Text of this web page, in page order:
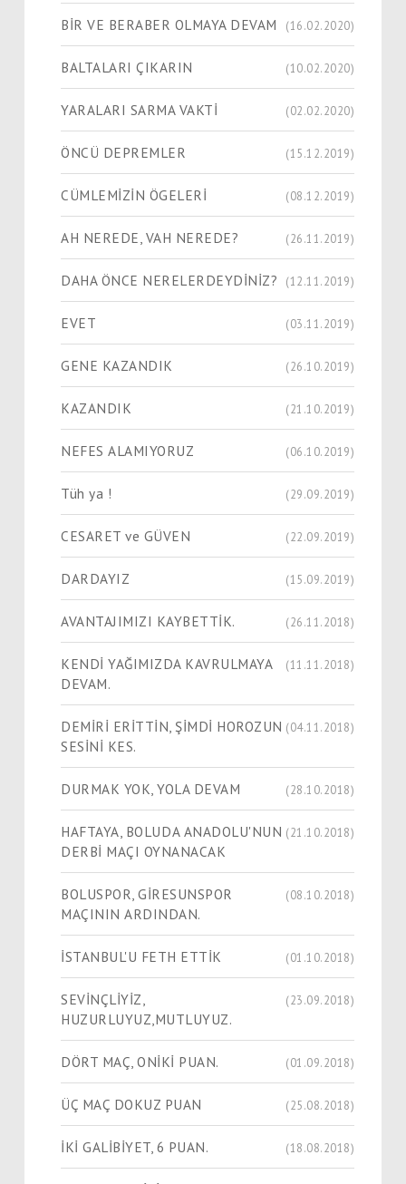
BİR VE BERABER OLMAYA DEVAM (16.02.2020)
BALTALARI ÇIKARIN (10.02.2020)
YARALARI SARMA VAKTİ (02.02.2020)
ÖNCÜ DEPREMLER (15.12.2019)
CÜMLEMİZİN ÖGELERİ (08.12.2019)
AH NEREDE, VAH NEREDE? (26.11.2019)
DAHA ÖNCE NERELERDEYDİNİZ? (12.11.2019)
EVET (03.11.2019)
GENE KAZANDIK (26.10.2019)
KAZANDIK (21.10.2019)
NEFES ALAMIYORUZ (06.10.2019)
Tüh ya ! (29.09.2019)
CESARET ve GÜVEN (22.09.2019)
DARDAYIZ (15.09.2019)
AVANTAJIMIZI KAYBETTİK. (26.11.2018)
KENDİ YAĞIMIZDA KAVRULMAYA
DEVAM.
(11.11.2018)
DEMİRİ ERİTTİN, ŞİMDİ HOROZUN
SESİNİ KES.
(04.11.2018)
DURMAK YOK, YOLA DEVAM (28.10.2018)
HAFTAYA, BOLUDA ANADOLU'NUN
DERBİ MAÇI OYNANACAK
(21.10.2018)
BOLUSPOR, GİRESUNSPOR
MAÇININ ARDINDAN.
(08.10.2018)
İSTANBUL'U FETH ETTİK (01.10.2018)
SEVİNÇLİYİZ,
HUZURLUYUZ,MUTLUYUZ.
(23.09.2018)
DÖRT MAÇ, ONİKİ PUAN. (01.09.2018)
ÜÇ MAÇ DOKUZ PUAN (25.08.2018)
İKİ GALİBİYET, 6 PUAN. (18.08.2018)